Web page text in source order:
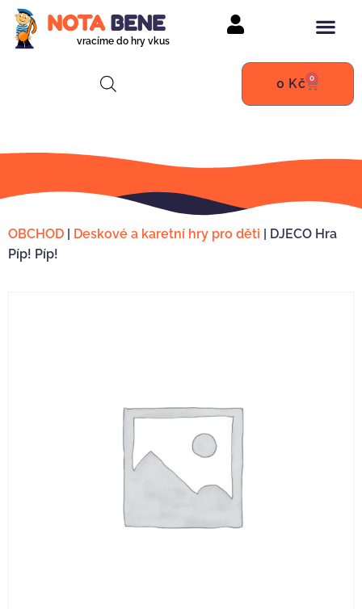
vracíme do hry vkus
0 Kč 0
OBCHOD | Deskové a karetní hry pro děti | DJECO Hra
Píp! Píp!